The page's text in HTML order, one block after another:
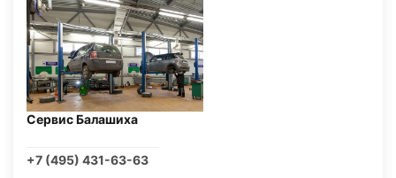
Сервис Балашиха
+7 (495) 431-63-63